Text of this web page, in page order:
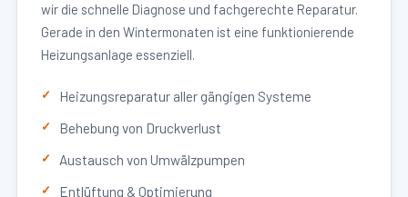
wir die schnelle Diagnose und fachgerechte Reparatur.
Gerade in den Wintermonaten ist eine funktionierende
Heizungsanlage essenziell.
Heizungsreparatur aller gängigen Systeme
Behebung von Druckverlust
Austausch von Umwälzpumpen
Entlüftung & Optimierung